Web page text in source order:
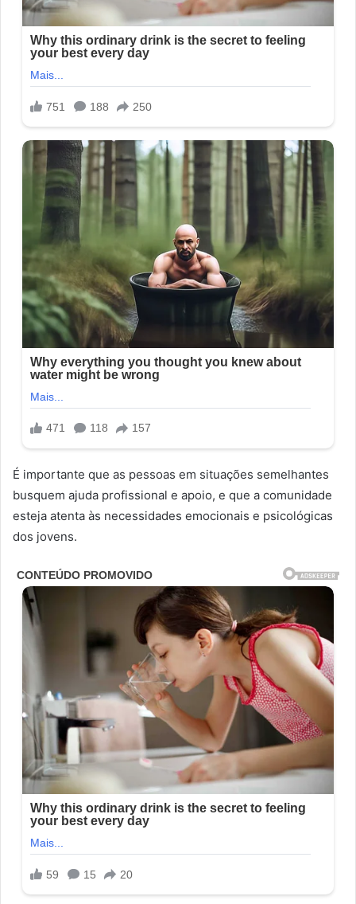
É importante que as pessoas em situações semelhantes
busquem ajuda profissional e apoio, e que a comunidade
esteja atenta às necessidades emocionais e psicológicas
dos jovens.